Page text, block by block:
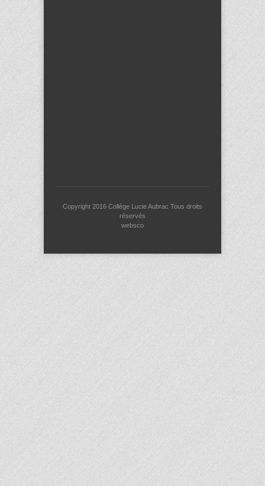
Copyright 2016 Collège Lucie Aubrac Tous droits
réservés
websco